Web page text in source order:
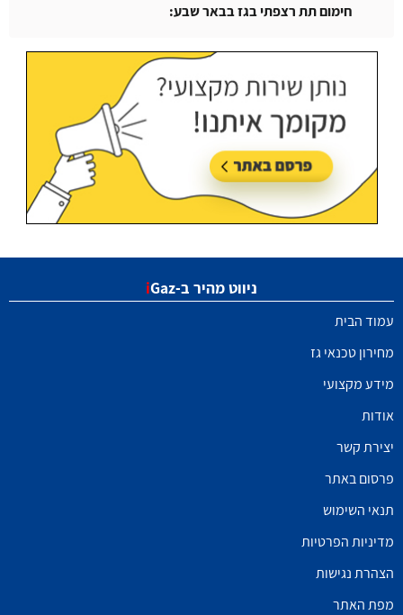
חימום תת רצפתי בגז בבאר שבע:
ניווט מהיר ב- iGaz
עמוד הבית
מחירון טכנאי גז
מידע מקצועי
אודות
יצירת קשר
פרסום באתר
תנאי השימוש
מדיניות הפרטיות
הצהרת נגישות
מפת האתר